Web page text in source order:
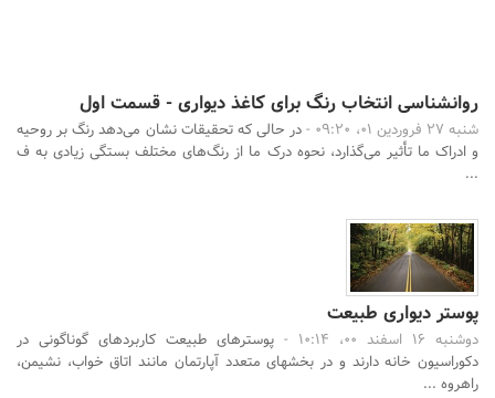
روانشناسی انتخاب رنگ برای کاغذ دیواری - قسمت اول
شنبه 27 فروردین 01، 09:20 -
در حالی که تحقیقات نشان می‌دهد رنگ بر روحیه
و ادراک ما تأثیر می‌گذارد، نحوه درک ما از رنگ‌های مختلف بستگی زیادی به ف
...
پوستر دیواری طبیعت
دوشنبه 16 اسفند 00، 10:14 -
پوسترهای طبیعت کاربردهای گوناگونی در
دکوراسیون خانه دارند و در بخش‎های متعدد آپارتمان مانند اتاق خواب، نشیمن،
راهروه ...